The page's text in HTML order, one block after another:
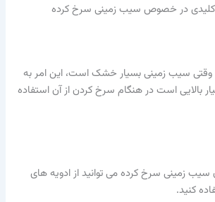
کلیدی در خصوص سیب زمینی سرخ کرده
وقتی سیب زمینی بسیار خشک است، این امر به
بالایی است در هنگام سرخ کردن از آن استفاده
زمینی سرخ کرده می توانید از ادویه های
کنید.